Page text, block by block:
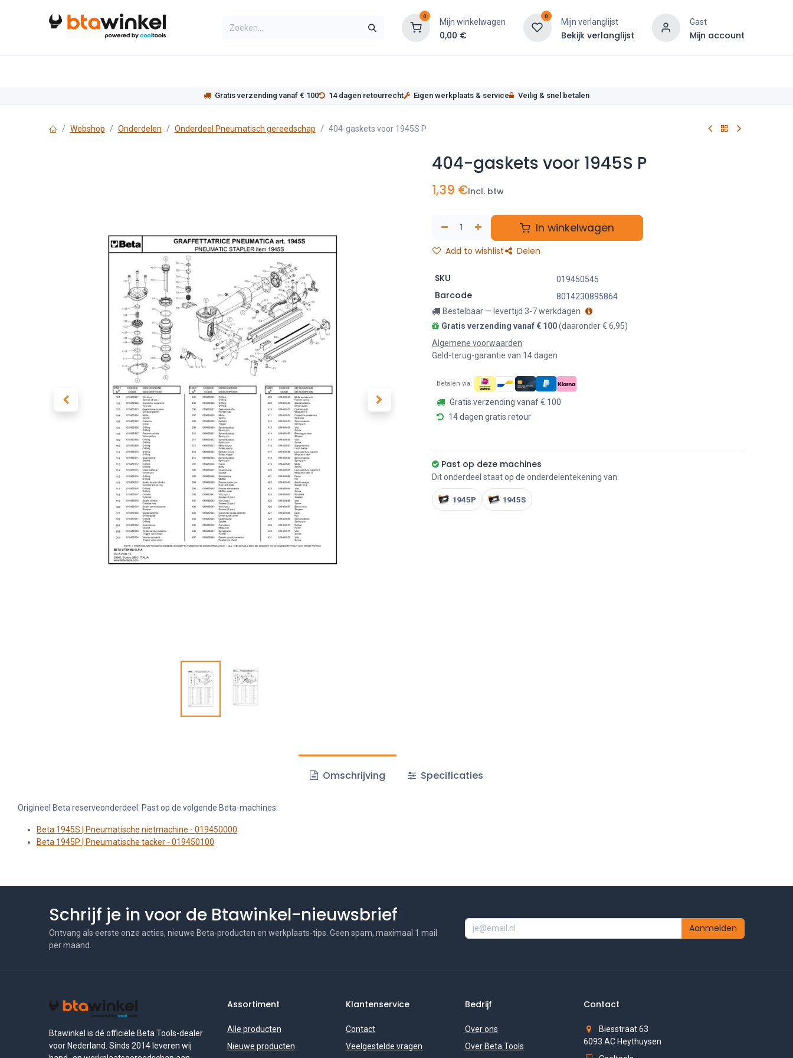
0
Mijn winkelwagen
0,00 €
0
Mijn verlanglijst
Bekijk verlanglijst
Gast
Mijn account
Gratis verzending vanaf € 100 14 dagen retourrecht Eigen werkplaats & service Veilig & snel betalen
Webshop Onderdelen Onderdeel Pneumatisch gereedschap 404-gaskets voor 1945S P
404-gaskets voor 1945S P
1,39 €Incl. btw
In winkelwagen
Add to wishlist Delen
SKU 019450545
Barcode
8014230895864
Bestelbaar — levertijd 3-7 werkdagen
Gratis verzending vanaf € 100(daaronder € 6,95)
Algemene voorwaarden
Geld-terug-garantie van 14 dagen
Betalen via:
Gratis verzending vanaf € 100
14 dagen gratis retour
Past op deze machines
Dit onderdeel staat op de onderdelentekening van:
1945P 1945S
Omschrijving Specificaties
Origineel Beta reserveonderdeel. Past op de volgende Beta-machines:
Beta 1945S | Pneumatische nietmachine - 019450000
Beta 1945P | Pneumatische tacker - 019450100
Schrijf je in voor de Btawinkel-nieuwsbrief
Ontvang als eerste onze acties, nieuwe Beta-producten en werkplaats-tips. Geen spam, maximaal 1 mail
per maand.
Aanmelden
Btawinkel is dé officiële Beta Tools-dealer
voor Nederland. Sinds 2014 leveren wij
Assortiment
Alle producten
Nieuwe producten
Klantenservice
Contact
Veelgestelde vragen
Bedrijf
Over ons
Over Beta Tools
Contact
Biesstraat 63
6093 AC Heythuysen